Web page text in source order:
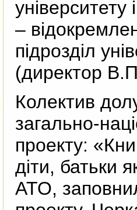
–
підрозділ
(директор
Колектив
загально-
проекту:
діти, батьки
АТО,